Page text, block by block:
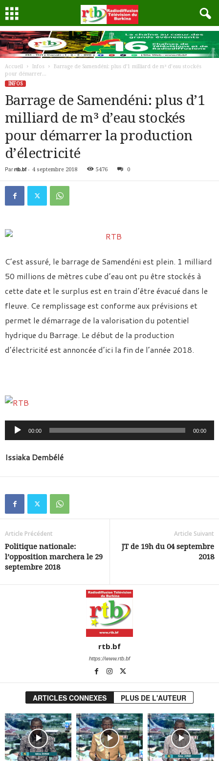
Accueil Infos
Barrage de Samendéni: plus d’1 milliard de m³ d’eau stockés
pour démarrer...
INFOS
Barrage de Samendéni: plus d’1
milliard de m³ d’eau stockés
pour démarrer la production
d’électricité
Par rtb.bf- 4 septembre 2018 5476 0
C’est assuré, le barrage de Samendéni est plein. 1 milliard
50 millions de mètres cube d’eau ont pu être stockés à
cette date et le surplus est en train d’être évacué dans le
fleuve. Ce remplissage est conforme aux prévisions et
permet le démarrage de la valorisation du potentiel
hydrique du Barrage. Le début de la production
d’électricité est annoncée d’ici la fin de l’année 2018.
Lecteur
audio
00:00 00:00
Issiaka Dembélé
Article Précédent
Politique nationale:
l’opposition marchera le 29
septembre 2018
Article Suivant
JT de 19h du 04 septembre
2018
rtb.bf
https://www.rtb.bf
ARTICLES CONNEXES PLUS DE L'AUTEUR